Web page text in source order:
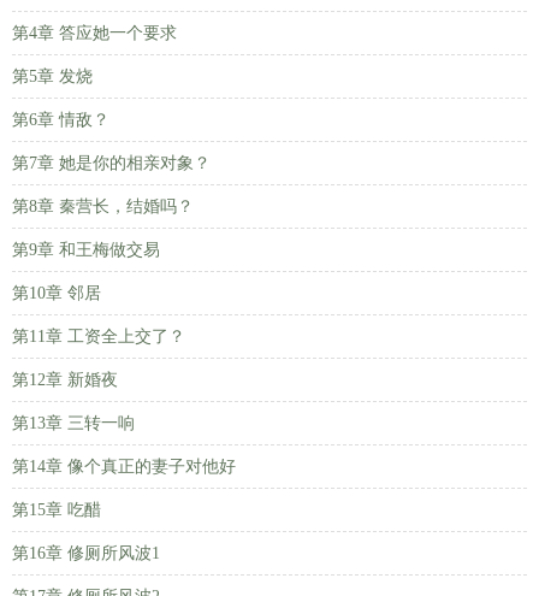
第4章 答应她一个要求
第5章 发烧
第6章 情敌？
第7章 她是你的相亲对象？
第8章 秦营长，结婚吗？
第9章 和王梅做交易
第10章 邻居
第11章 工资全上交了？
第12章 新婚夜
第13章 三转一响
第14章 像个真正的妻子对他好
第15章 吃醋
第16章 修厕所风波1